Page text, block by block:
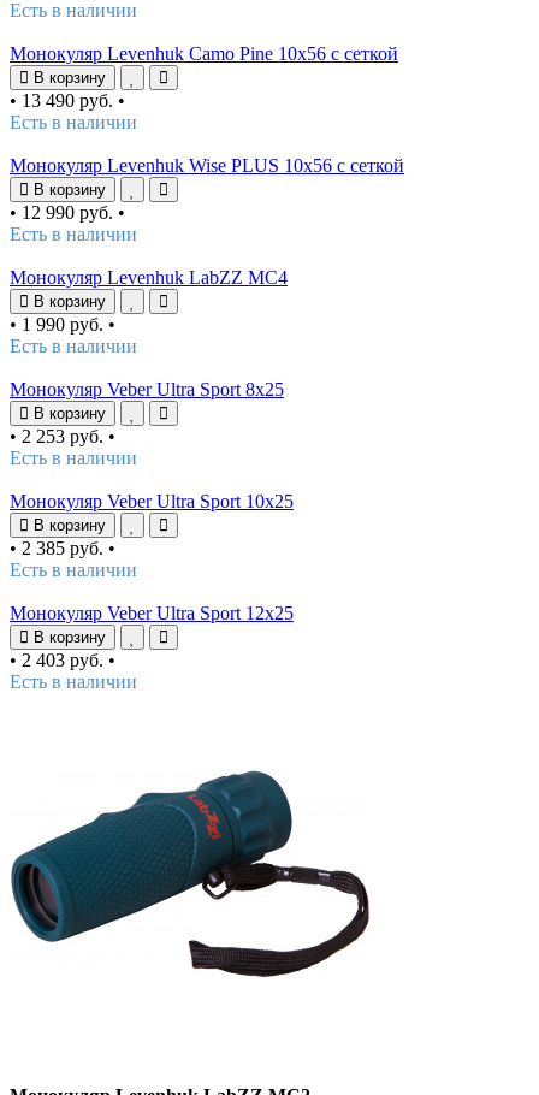
Есть в наличии
Монокуляр Levenhuk Camo Pine 10x56 с сеткой
В корзину
• 13 490 руб. •
Есть в наличии
Монокуляр Levenhuk Wise PLUS 10x56 с сеткой
В корзину
• 12 990 руб. •
Есть в наличии
Монокуляр Levenhuk LabZZ MC4
В корзину
• 1 990 руб. •
Есть в наличии
Монокуляр Veber Ultra Sport 8x25
В корзину
• 2 253 руб. •
Есть в наличии
Монокуляр Veber Ultra Sport 10x25
В корзину
• 2 385 руб. •
Есть в наличии
Монокуляр Veber Ultra Sport 12x25
В корзину
• 2 403 руб. •
Есть в наличии